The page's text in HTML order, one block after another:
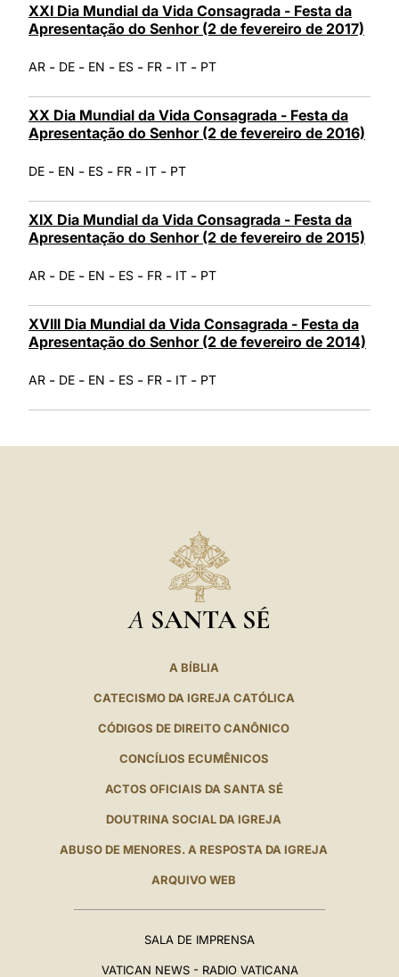
XXI Dia Mundial da Vida Consagrada - Festa da
Apresentação do Senhor (2 de fevereiro de 2017)
AR - DE - EN - ES - FR - IT - PT
XX Dia Mundial da Vida Consagrada - Festa da
Apresentação do Senhor (2 de fevereiro de 2016)
DE - EN - ES - FR - IT - PT
XIX Dia Mundial da Vida Consagrada - Festa da
Apresentação do Senhor (2 de fevereiro de 2015)
AR - DE - EN - ES - FR - IT - PT
XVIII Dia Mundial da Vida Consagrada - Festa da
Apresentação do Senhor (2 de fevereiro de 2014)
AR - DE - EN - ES - FR - IT - PT
A SANTA SÉ
A BÍBLIA
CATECISMO DA IGREJA CATÓLICA
CÓDIGOS DE DIREITO CANÔNICO
CONCÍLIOS ECUMÊNICOS
ACTOS OFICIAIS DA SANTA SÉ
DOUTRINA SOCIAL DA IGREJA
ABUSO DE MENORES. A RESPOSTA DA IGREJA
ARQUIVO WEB
SALA DE IMPRENSA
VATICAN NEWS - RADIO VATICANA